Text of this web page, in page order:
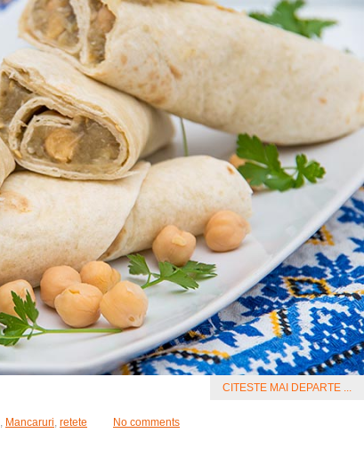
CITESTE MAI DEPARTE ...
Mancaruri retete No comments